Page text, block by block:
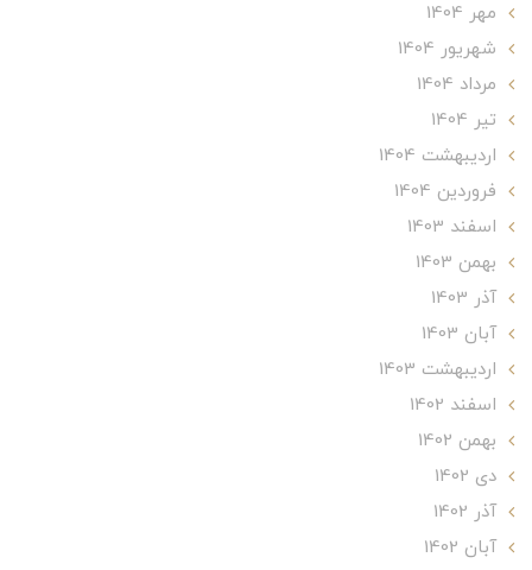
مهر 1404
شهریور 1404
مرداد 1404
تير 1404
ارديبهشت 1404
فروردین 1404
اسفند 1403
بهمن 1403
آذر 1403
آبان 1403
ارديبهشت 1403
اسفند 1402
بهمن 1402
دی 1402
آذر 1402
آبان 1402